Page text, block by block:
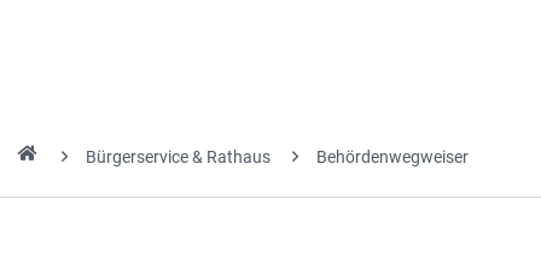
Bürgerservice & Rathaus Behördenwegweiser